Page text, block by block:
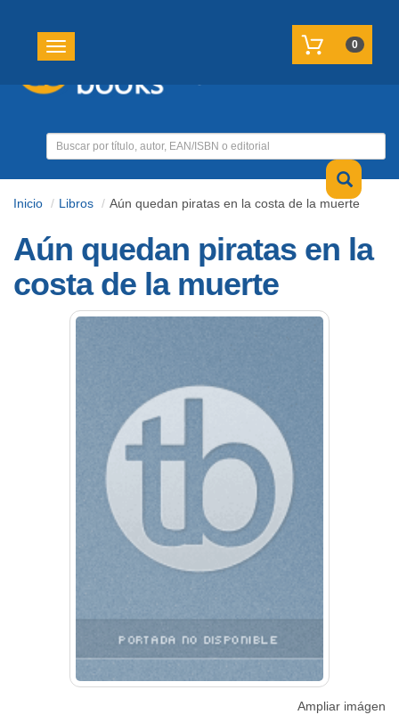
Toggle navigation 0
Inicio Libros Aún quedan piratas en la costa de la muerte
Aún quedan piratas en la
costa de la muerte
Ampliar imágen